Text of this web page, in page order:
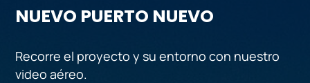
NUEVO PUERTO NUEVO
Recorre el proyecto y su entorno con nuestro
video aéreo.